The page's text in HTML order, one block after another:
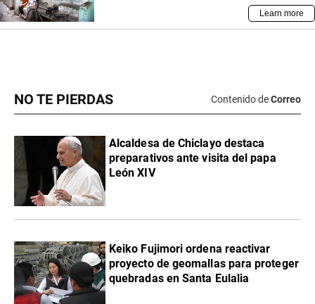
NO TE PIERDAS Contenido deCorreo
Alcaldesa de Chiclayo destaca
preparativos ante visita del papa
León XIV
Keiko Fujimori ordena reactivar
proyecto de geomallas para proteger
quebradas en Santa Eulalia